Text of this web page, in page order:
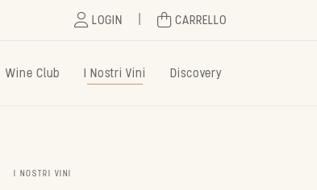
LOGIN CARRELLO
Wine Club I Nostri Vini Discovery
I NOSTRI VINI